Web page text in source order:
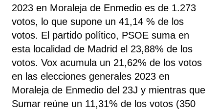
2023 en Moraleja de Enmedio es de 1.273
votos, lo que supone un 41,14 % de los
votos. El partido político, PSOE suma en
esta localidad de Madrid el 23,88% de los
votos. Vox acumula un 21,62% de los votos
en las elecciones generales 2023 en
Moraleja de Enmedio del 23J y mientras que
Sumar reúne un 11,31% de los votos (350